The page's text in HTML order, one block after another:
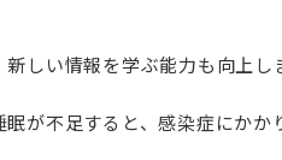
しい情報を学ぶ能力も向上し
が不足すると、感染症にかか